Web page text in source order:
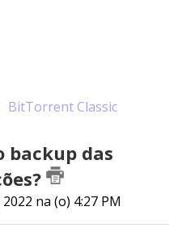
BitTorrent Classic
backup das
na (o) 4:27 PM